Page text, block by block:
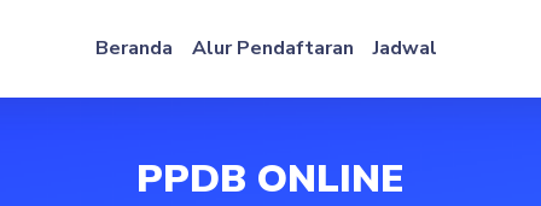
Beranda Alur Pendaftaran Jadwal
PPDB ONLINE